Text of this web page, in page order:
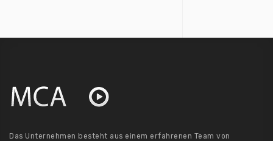
Das Unternehmen besteht aus einem erfahrenen Team von